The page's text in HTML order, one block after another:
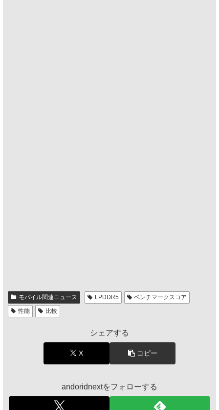
モバイル関連ニュース LPDDR5
ベンチマークスコア
性能
比較
シェアする
X コピー
andoridnextをフォローする